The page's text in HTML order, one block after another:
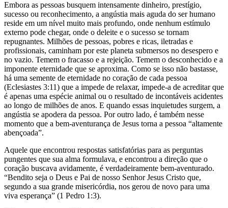
Embora as pessoas busquem intensamente dinheiro, prestígio,
sucesso ou reconhecimento, a angústia mais aguda do ser humano
reside em um nível muito mais profundo, onde nenhum estímulo
externo pode chegar, onde o deleite e o sucesso se tornam
repugnantes. Milhões de pessoas, pobres e ricas, iletradas e
profissionais, caminham por este planeta submersos no desespero e
no vazio. Temem o fracasso e a rejeição. Temem o desconhecido e a
imponente eternidade que se aproxima. Como se isso não bastasse,
há uma semente de eternidade no coração de cada pessoa
(Eclesiastes 3:11) que a impede de relaxar, impede-a de acreditar que
é apenas uma espécie animal ou o resultado de incontáveis acidentes
ao longo de milhões de anos. E quando essas inquietudes surgem, a
angústia se apodera da pessoa. Por outro lado, é também nesse
momento que a bem-aventurança de Jesus torna a pessoa “altamente
abençoada”.
Aquele que encontrou respostas satisfatórias para as perguntas
pungentes que sua alma formulava, e encontrou a direção que o
coração buscava avidamente, é verdadeiramente bem-aventurado.
“Bendito seja o Deus e Pai de nosso Senhor Jesus Cristo que,
segundo a sua grande misericórdia, nos gerou de novo para uma
viva esperança” (1 Pedro 1:3).